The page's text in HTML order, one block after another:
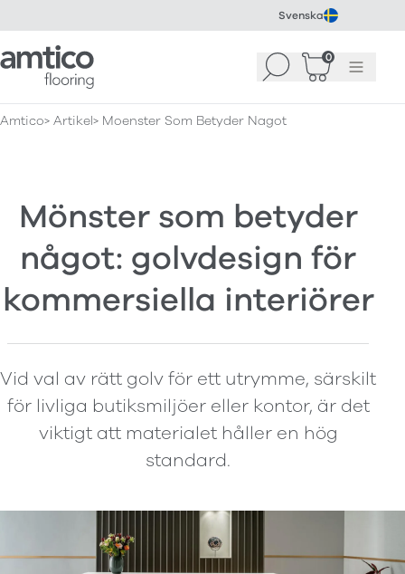
Svenska
Amtico Flooring Sök 0
Korg 0)Meny
Amtico Artikel Moenster Som Betyder Nagot
Mönster som betyder
något: golvdesign för
kommersiella interiörer
Vid val av rätt golv för ett utrymme, särskilt
för livliga butiksmiljöer eller kontor, är det
viktigt att materialet håller en hög
standard.